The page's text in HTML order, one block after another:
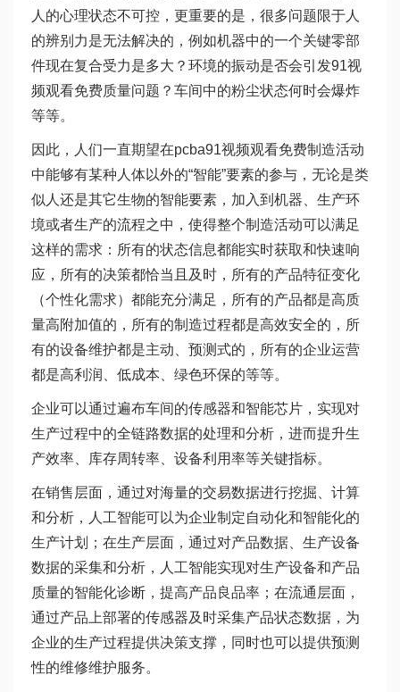
人的心理状态不可控，更重要的是，很多问题限于人
的辨别力是无法解决的，例如机器中的一个关键零部
件现在复合受力是多大？环境的振动是否会引发91视
频观看免费质量问题？车间中的粉尘状态何时会爆炸
等等。
因此，人们一直期望在pcba91视频观看免费制造活动
中能够有某种人体以外的“智能”要素的参与，无论是类
似人还是其它生物的智能要素，加入到机器、生产环
境或者生产的流程之中，使得整个制造活动可以满足
这样的需求：所有的状态信息都能实时获取和快速响
应，所有的决策都恰当且及时，所有的产品特征变化
（个性化需求）都能充分满足，所有的产品都是高质
量高附加值的，所有的制造过程都是高效安全的，所
有的设备维护都是主动、预测式的，所有的企业运营
都是高利润、低成本、绿色环保的等等。
企业可以通过遍布车间的传感器和智能芯片，实现对
生产过程中的全链路数据的处理和分析，进而提升生
产效率、库存周转率、设备利用率等关键指标。
在销售层面，通过对海量的交易数据进行挖掘、计算
和分析，人工智能可以为企业制定自动化和智能化的
生产计划；在生产层面，通过对产品数据、生产设备
数据的采集和分析，人工智能实现对生产设备和产品
质量的智能化诊断，提高产品良品率；在流通层面，
通过产品上部署的传感器及时采集产品状态数据，为
企业的生产过程提供决策支撑，同时也可以提供预测
性的维修维护服务。